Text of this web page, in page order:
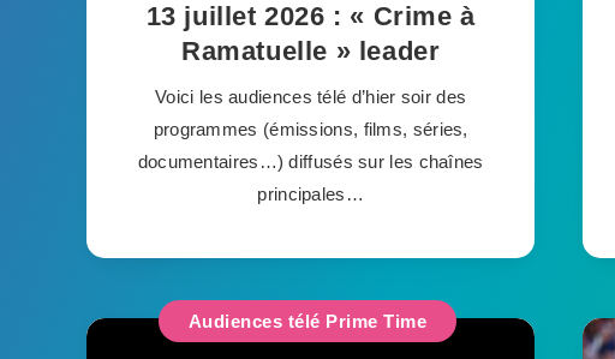
13 juillet 2026 : « Crime à
Ramatuelle » leader
Voici les audiences télé d’hier soir des
programmes (émissions, films, séries,
documentaires…) diffusés sur les chaînes
principales…
Audiences télé Prime Time